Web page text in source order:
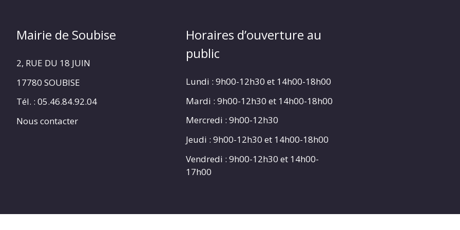
Mairie de Soubise
2, RUE DU 18 JUIN
17780 SOUBISE
Tél. : 05.46.84.92.04
Nous contacter
Horaires d’ouverture au
public
Lundi : 9h00-12h30 et 14h00-18h00
Mardi : 9h00-12h30 et 14h00-18h00
Mercredi : 9h00-12h30
Jeudi : 9h00-12h30 et 14h00-18h00
Vendredi : 9h00-12h30 et 14h00-
17h00